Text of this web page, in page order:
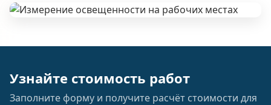
Узнайте стоимость работ
Заполните форму и получите расчёт стоимости для